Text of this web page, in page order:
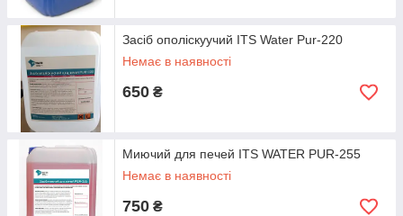
Засіб ополіскуучий ITS Water Pur-220
Немає в наявності
650 ₴
Миючий для печей ITS WATER PUR-255
Немає в наявності
750 ₴